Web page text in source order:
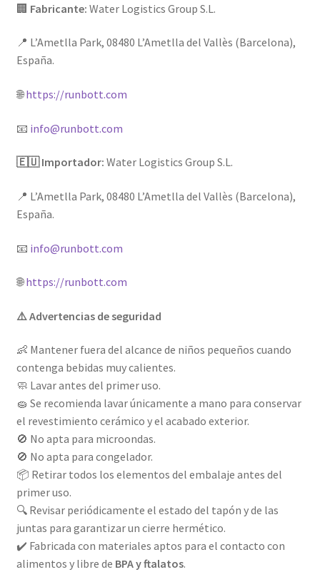
🏢 Fabricante: Water Logistics Group S.L.
📍 L’Ametlla Park, 08480 L’Ametlla del Vallès (Barcelona),
España.
🌐https://runbott.com
📧 info@runbott.com
🇪🇺 Importador: Water Logistics Group S.L.
📍 L’Ametlla Park, 08480 L’Ametlla del Vallès (Barcelona),
España.
📧 info@runbott.com
🌐https://runbott.com
⚠️ Advertencias de seguridad
👶 Mantener fuera del alcance de niños pequeños cuando
contenga bebidas muy calientes.
🧼 Lavar antes del primer uso.
🧽 Se recomienda lavar únicamente a mano para conservar
el revestimiento cerámico y el acabado exterior.
🚫 No apta para microondas.
🚫 No apta para congelador.
📦 Retirar todos los elementos del embalaje antes del
primer uso.
🔍 Revisar periódicamente el estado del tapón y de las
juntas para garantizar un cierre hermético.
✔️ Fabricada con materiales aptos para el contacto con
alimentos y libre de BPA y ftalatos.